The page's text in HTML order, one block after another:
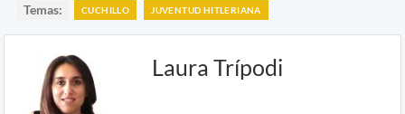
Temas: CUCHILLO JUVENTUD HITLERIANA
Laura Trípodi